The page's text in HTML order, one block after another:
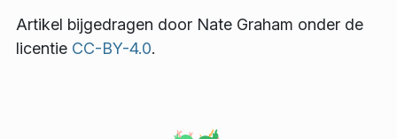
Artikel bijgedragen door Nate Graham onder de
licentie CC-BY-4.0.